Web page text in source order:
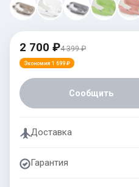
2 700 ₽4 399 ₽
Экономия 1 699 ₽
Сообщить
Доставка
Гарантия